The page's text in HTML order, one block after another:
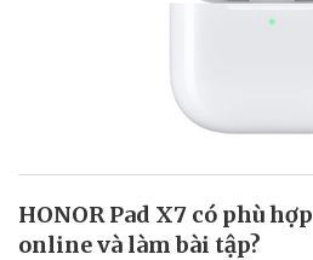
HONOR Pad X7 có phù
online và làm bài tập?